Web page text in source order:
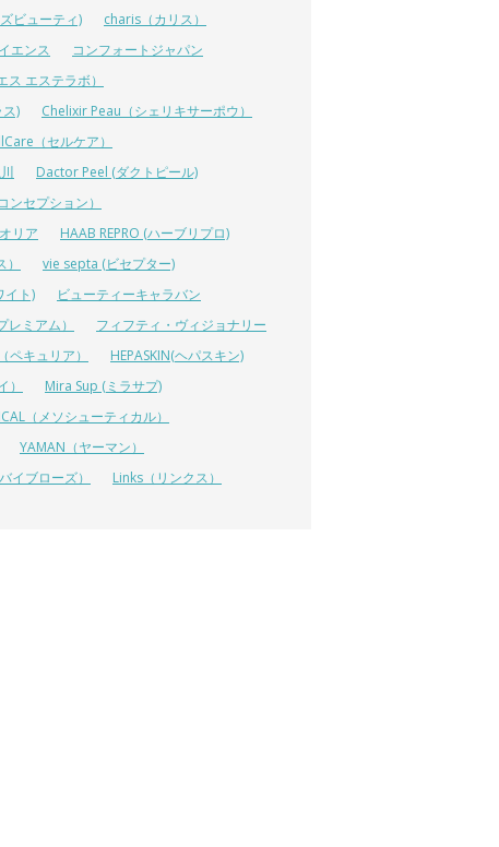
ビューティ)
charis（カリス）
エンス
コンフォートジャパン
ス エステラボ）
)
Chelixir Peau（シェリキサーポウ）
（セルケア）
Dactor Peel (ダクトピール)
ンセプション）
リア
HAAB REPRO (ハーブリプロ)
vie septa (ビセプター)
イト)
ビューティーキャラバン
ミアム）
フィフティ・ヴィジョナリー
ペキュリア）
HEPASKIN(ヘパスキン)
）
Mira Sup (ミラサプ)
（メソシューティカル）
YAMAN（ヤーマン）
イブローズ）
Links（リンクス）